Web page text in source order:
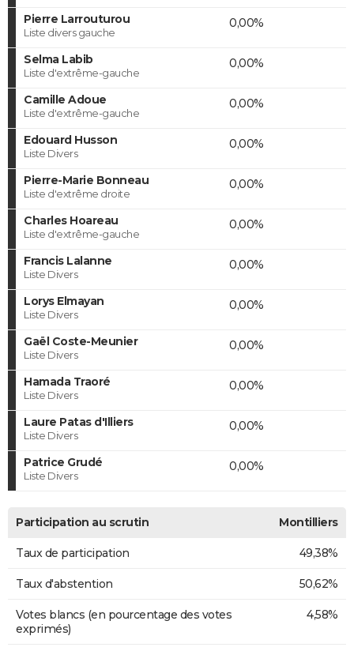
Pierre Larrouturou
Liste divers gauche
0,00%
Selma Labib
Liste d'extrême-gauche
0,00%
Camille Adoue
Liste d'extrême-gauche
0,00%
Edouard Husson
Liste Divers
0,00%
Pierre-Marie Bonneau
Liste d'extrême droite
0,00%
Charles Hoareau
Liste d'extrême-gauche
0,00%
Francis Lalanne
Liste Divers
0,00%
Lorys Elmayan
Liste Divers
0,00%
Gaël Coste-Meunier
Liste Divers
0,00%
Hamada Traoré
Liste Divers
0,00%
Laure Patas d'Illiers
Liste Divers
0,00%
Patrice Grudé
Liste Divers
0,00%
Participation au scrutin Montilliers
Taux de participation 49,38%
Taux d'abstention 50,62%
Votes blancs (en pourcentage des votes
exprimés)
4,58%